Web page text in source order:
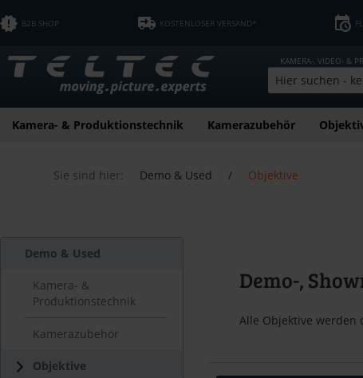
B2B SHOP KOSTENLOSER VERSAND*
KAMERA-, VIDEO- &
Kamera- & Produktionstechnik Kamerazubehör
Sie sind hier: Demo & Used / Objektive
Demo & Used
Kamera- &
Produktionstechnik
Kamerazubehör
Objektive
Demo-,
Alle Objektive